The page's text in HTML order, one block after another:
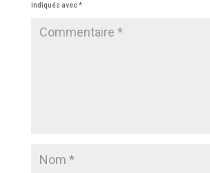
indiqués avec*